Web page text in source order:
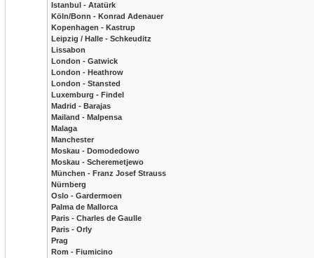
Istanbul - Atatürk
Köln/Bonn - Konrad Adenauer
Kopenhagen - Kastrup
Leipzig / Halle - Schkeuditz
Lissabon
London - Gatwick
London - Heathrow
London - Stansted
Luxemburg - Findel
Madrid - Barajas
Mailand - Malpensa
Malaga
Manchester
Moskau - Domodedowo
Moskau - Scheremetjewo
München - Franz Josef Strauss
Nürnberg
Oslo - Gardermoen
Palma de Mallorca
Paris - Charles de Gaulle
Paris - Orly
Prag
Rom - Fiumicino